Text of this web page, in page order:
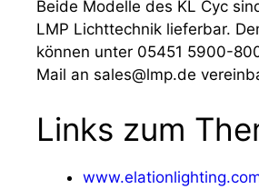
Beide Modelle des KL Cyc
LMP Lichttechnik lieferbar.
können unter 05451 5900-
Mail an sales@lmp.de
Links zum